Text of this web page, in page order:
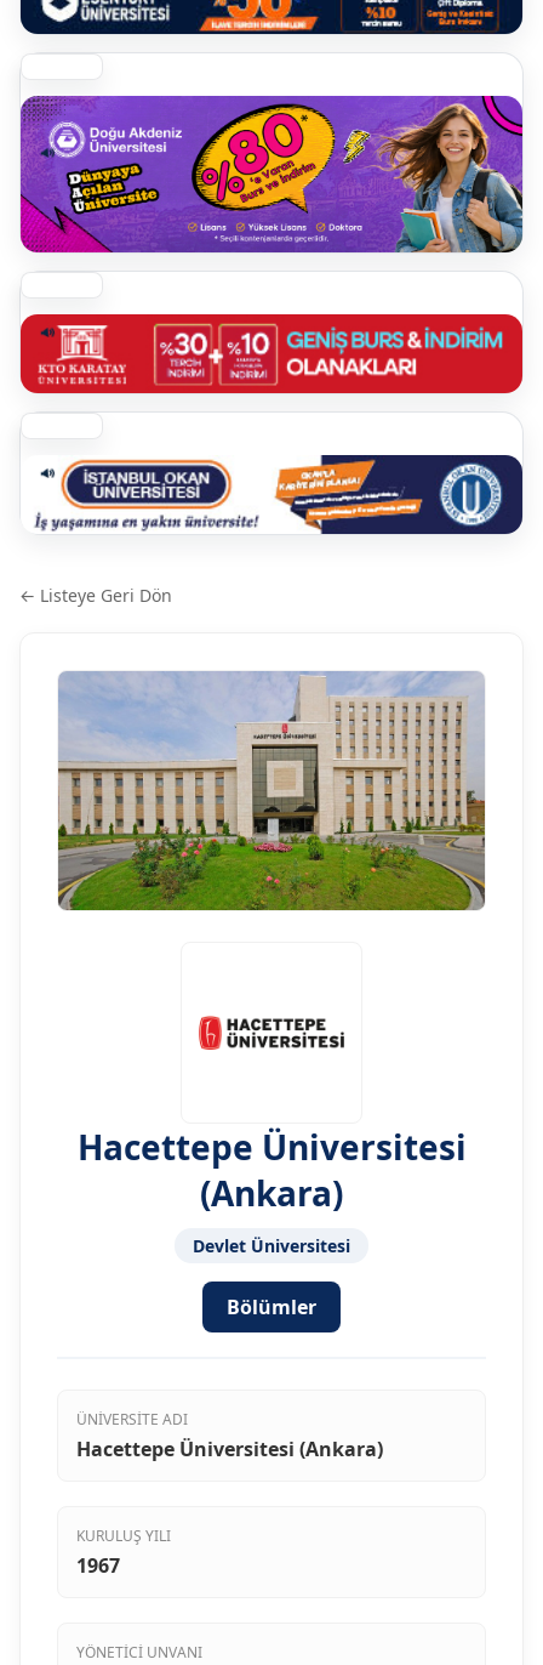
← Listeye Geri Dön
Hacettepe Üniversitesi
(Ankara)
Devlet Üniversitesi
Bölümler
ÜNIVERSITE ADI
Hacettepe Üniversitesi (Ankara)
KURULUŞ YILI
1967
YÖNETICI UNVANI